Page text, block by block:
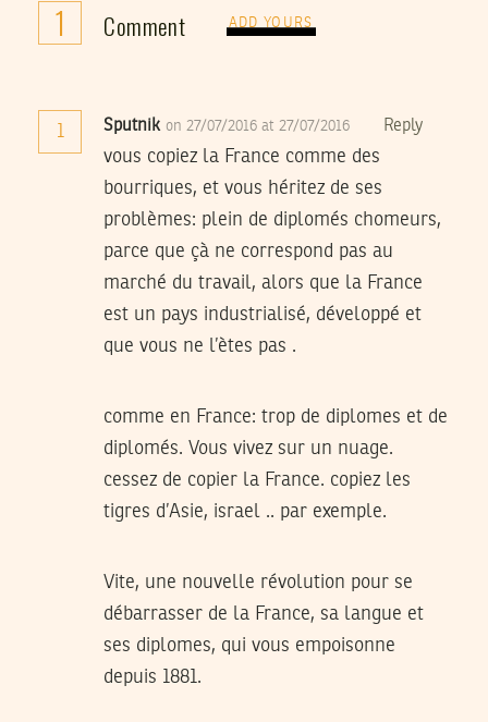
1 Comment ADD YOURS
1 Sputnik on 27/07/2016 at 27/07/2016 Reply
vous copiez la France comme des
bourriques, et vous héritez de ses
problèmes: plein de diplomés chomeurs,
parce que çà ne correspond pas au
marché du travail, alors que la France
est un pays industrialisé, développé et
que vous ne l’ètes pas .
comme en France: trop de diplomes et de
diplomés. Vous vivez sur un nuage.
cessez de copier la France. copiez les
tigres d’Asie, israel .. par exemple.
Vite, une nouvelle révolution pour se
débarrasser de la France, sa langue et
ses diplomes, qui vous empoisonne
depuis 1881.